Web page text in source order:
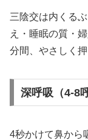
三陰交は内くる
え・睡眠の質・
分間、やさしく押
深呼吸（4-8
4秒かけて鼻から